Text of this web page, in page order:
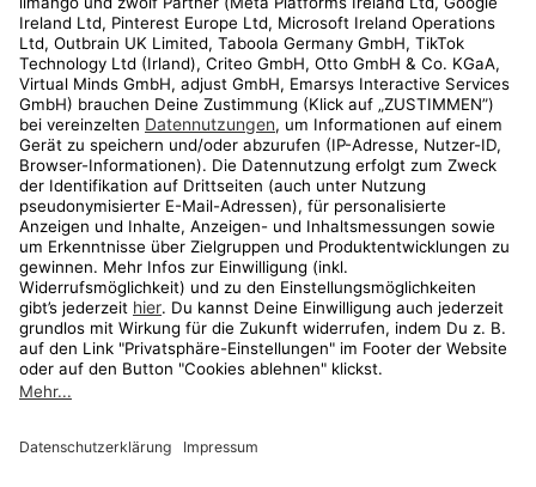
Kundenservice
Shop
Aktionen
Travel